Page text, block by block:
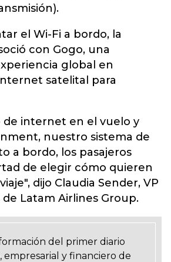
el Wi-Fi a bordo, la
con Gogo, una
global en
satelital para
de internet en el vuelo y
nuestro sistema de
a bordo, los pasajeros
de elegir cómo quieren
dijo Claudia Sender, VP
Latam Airlines Group.
del primer diario
empresarial y financiero de